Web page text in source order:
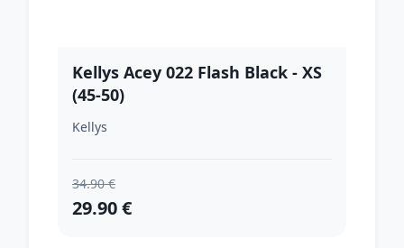
Kellys Acey 022 Flash Black - XS
(45-50)
Kellys
34.90 €
29.90 €